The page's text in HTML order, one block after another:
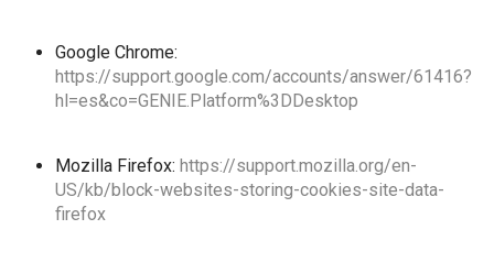
Google Chrome:
https://support.google.com/accounts/answer/61416?
hl=es&co=GENIE.Platform%3DDesktop
Mozilla Firefox: https://support.mozilla.org/en-
US/kb/block-websites-storing-cookies-site-data-
firefox